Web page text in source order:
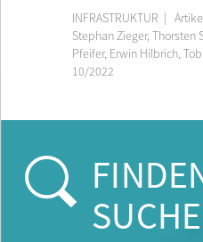
INFRASTRUKTUR |
Stephan Zieger,Thorsten
Pfeifer, Erwin Hilbrich,
10/2022